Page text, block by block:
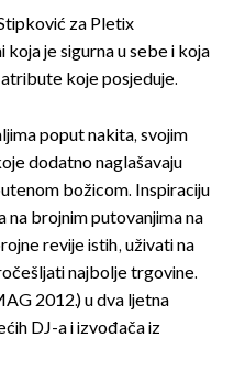
za Pletix
koja je sigurna u sebe i koja
koje posjeduje.
poput nakita, svojim
dodatno naglašavaju
božicom. Inspiraciju
na brojnim putovanjima na
revije istih, uživati na
najbolje trgovine.
2012.) u dva ljetna
DJ-a i izvođača iz